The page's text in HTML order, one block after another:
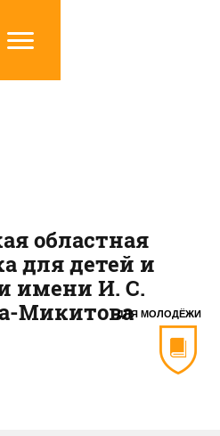
ДЛЯ МОЛОДЁЖИ
областная
для детей и
имени И. С.
Микитова